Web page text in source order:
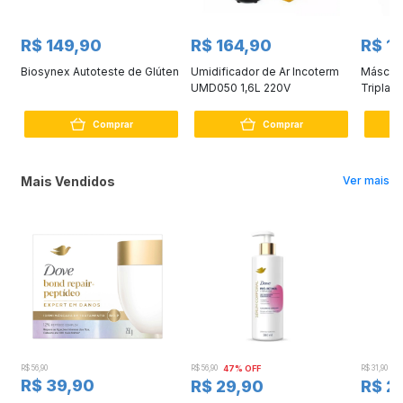
R$ 149,90
Biosynex Autoteste de Glúten
Comprar
R$ 164,90
Umidificador de Ar Incoterm
UMD050 1,6L 220V
Comprar
R$
Tripla
Ver mais
Mais Vendidos
R$ 56,90
R$ 39,90
R$ 56,90 47% OFF
R$ 29,90
R$ 31,90
R$